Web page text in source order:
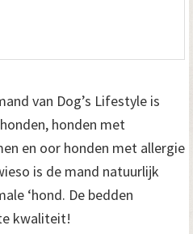
van Dog’s Lifestyle is
honden met
en oor honden met allergie
is de mand natuurlijk
‘hond. De bedden
kwaliteit!